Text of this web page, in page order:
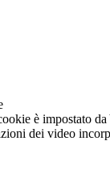
è impostato
dei video